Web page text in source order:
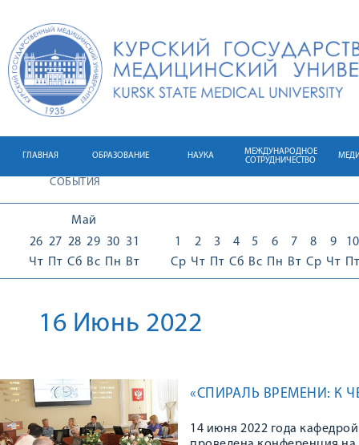
ГЛАВНАЯ ОБРАЗОВАНИЕ НАУКА
МЕЖДУНАРОДНОЕ
СОТРУДНИЧЕСТВО
СОБЫТИЯ
Май
26
Чт
27
Пт
28
Сб
29
Вс
30
Пн
31
Вт
1
Ср
2
Чт
3
Пт
4
Сб
5
Вс
6
Пн
7
Вт
8
Ср
9
Чт
10
Пт
16 Июнь 2022
«СПИРАЛЬ ВРЕМЕНИ: К
14 июня 2022 года